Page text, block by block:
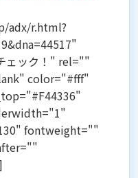
adx/r.html?
ェック！" rel=""
color="#fff"
fontweight=""